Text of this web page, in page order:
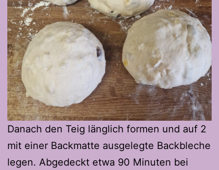
Danach den Teig länglich formen und auf 2
mit einer Backmatte ausgelegte Backbleche
legen. Abgedeckt etwa 90 Minuten bei